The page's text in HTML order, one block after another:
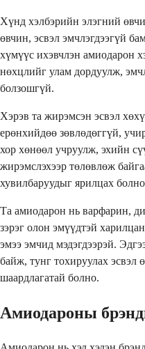
Хүнд хэлбэрийн элэгний
өвчин, эсвэл эмчлэгдээгүй
хүмүүс ихэвчлэн амиодарон
нөхцлийг улам дордуулж,
болзошгүй.
Хэрэв та жирэмсэн эсвэл
ерөнхийдөө зөвлөдөггүй,
хор хөнөөл учруулж, эхийн
жирэмслэхээр төлөвлөж
хувилбаруудыг ярилцах
Та амиодарон нь варфарин,
зэрэг олон эмүүдтэй
эмээ эмчид мэдэгдээрэй.
байж, тунг тохируулах эсвэл
шаардлагатай болно.
Амиодароны